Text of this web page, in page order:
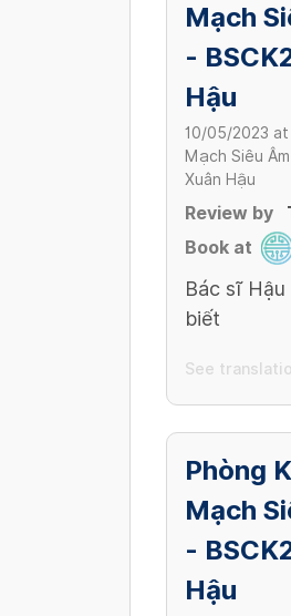
Mạch
-
Hậu
10/05/2023 at
Mạch Siêu
Xuân Hậu
Review by
Book at
Bác sĩ
biết
See
Phòng
Mạch
-
Hậu